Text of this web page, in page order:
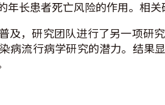
长患者死亡风险的作用。相关
及，研究团队进行了另一项研
病流行病学研究的潜力。结果